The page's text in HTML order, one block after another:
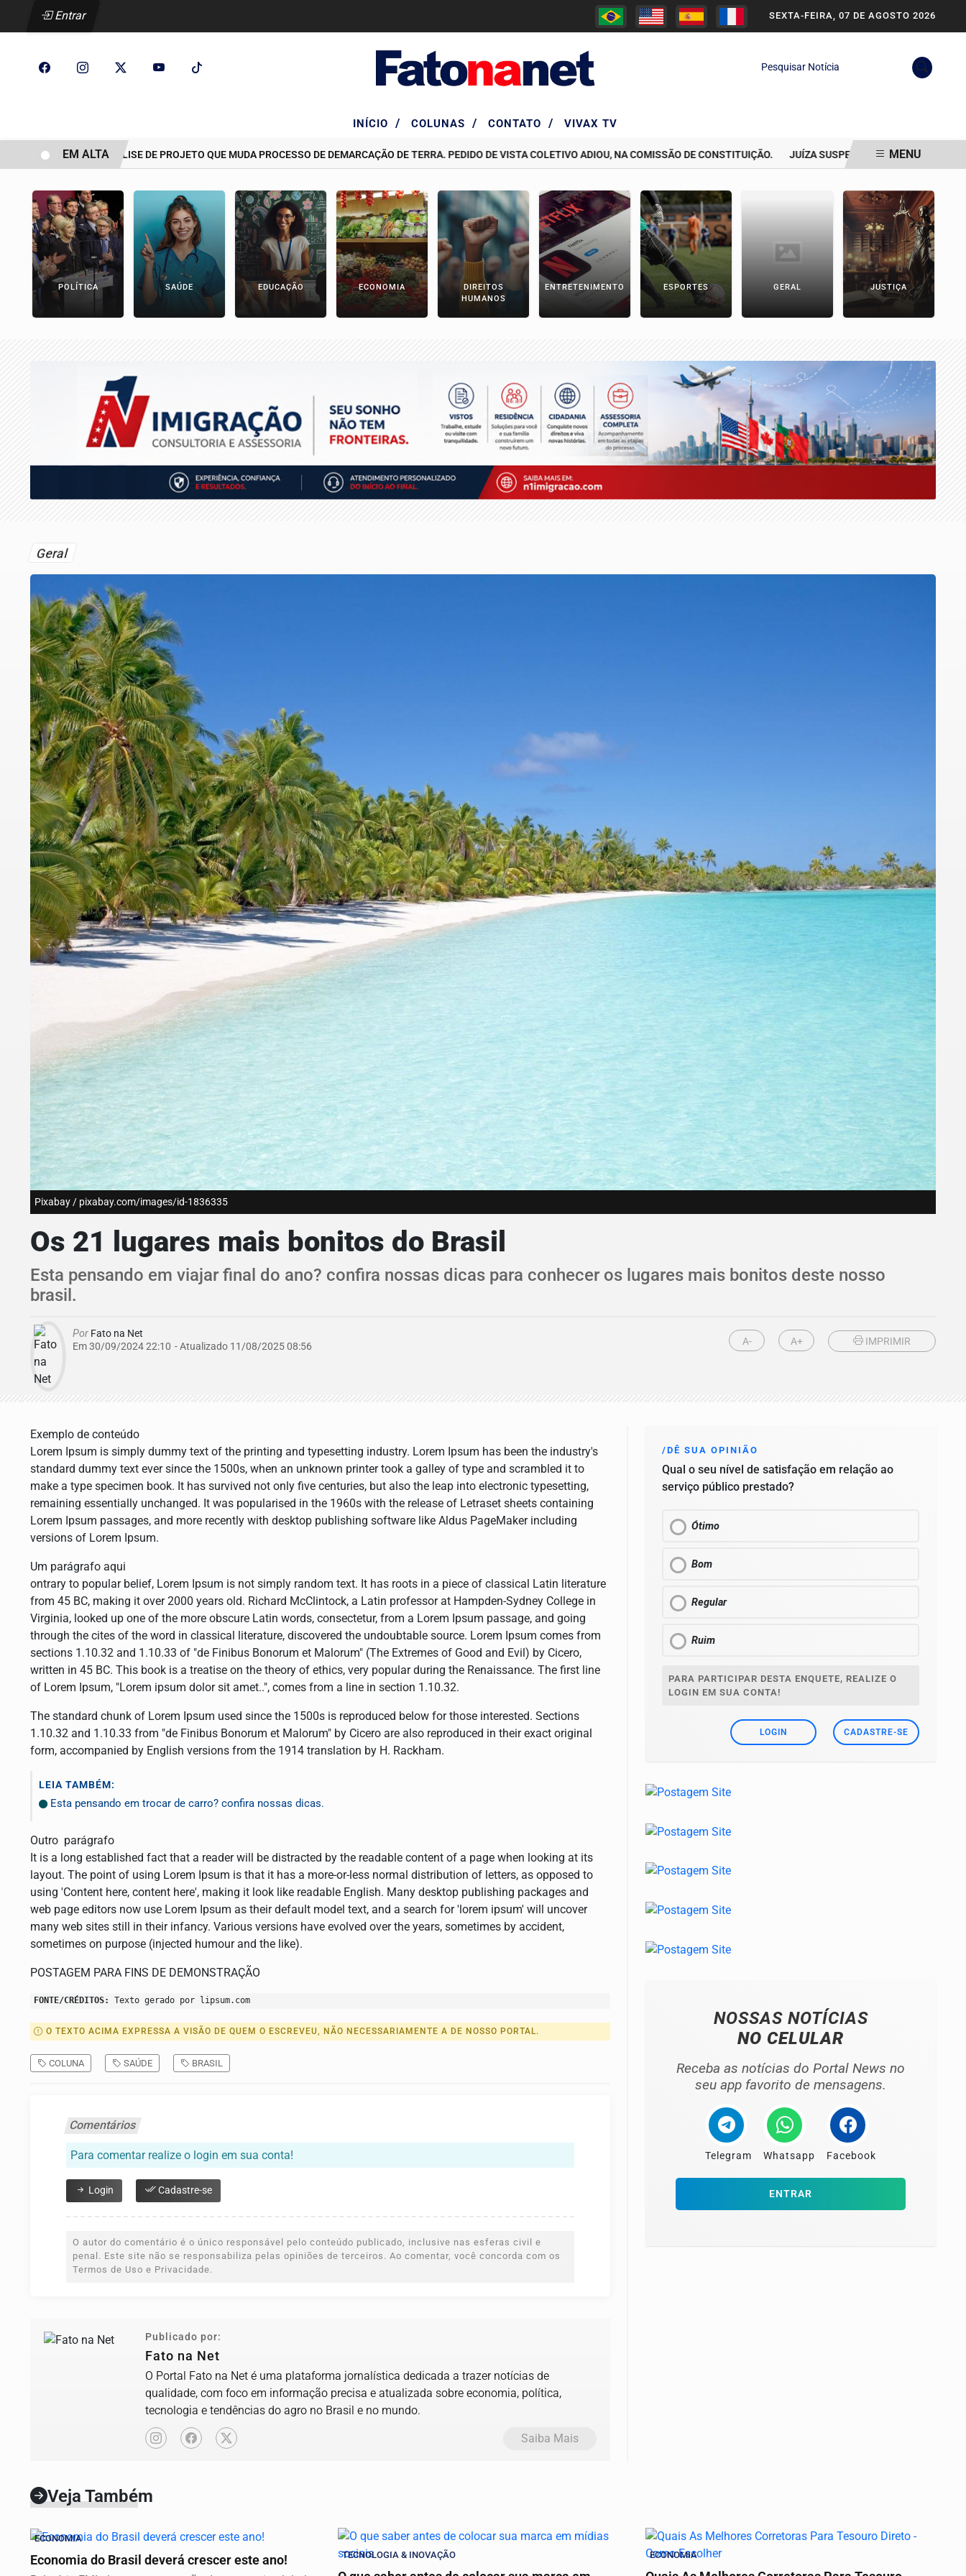
Entrar SEXTA-FEIRA, 07 DE AGOSTO 2026
Pesquisar Notícia
INÍCIO / COLUNAS / CONTATO / VIVAX TV
CCJ ADIA ANÁLISE DE PROJETO QUE MUDA PROCESSO DE DEMARCAÇÃO DE TERRA. PEDIDO DE VISTA COLETIVO ADIOU, NA COMISSÃO DE CONSTITUIÇÃO. JUÍZA SUSPENDE PERÍCIA EM CELULAR
EM ALTA MENU
POLÍTICA SAÚDE EDUCAÇÃO ECONOMIA
DIREITOS
HUMANOS
ENTRETENIMENTO ESPORTES GERAL
JUSTIÇA
Geral
Pixabay / pixabay.com/images/id-1836335
Os 21 lugares mais bonitos do Brasil
Esta pensando em viajar final do ano? confira nossas dicas para conhecer os lugares mais bonitos deste nosso
brasil.
Por Fato na Net
Em 30/09/2024 22:10 - Atualizado 11/08/2025 08:56 A- A+ IMPRIMIR
Exemplo de conteúdo
Lorem Ipsum is simply dummy text of the printing and typesetting industry. Lorem Ipsum has been the industry's
standard dummy text ever since the 1500s, when an unknown printer took a galley of type and scrambled it to
make a type specimen book. It has survived not only five centuries, but also the leap into electronic typesetting,
remaining essentially unchanged. It was popularised in the 1960s with the release of Letraset sheets containing
Lorem Ipsum passages, and more recently with desktop publishing software like Aldus PageMaker including
versions of Lorem Ipsum.
Um parágrafo aqui
ontrary to popular belief, Lorem Ipsum is not simply random text. It has roots in a piece of classical Latin literature
from 45 BC, making it over 2000 years old. Richard McClintock, a Latin professor at Hampden-Sydney College in
Virginia, looked up one of the more obscure Latin words, consectetur, from a Lorem Ipsum passage, and going
through the cites of the word in classical literature, discovered the undoubtable source. Lorem Ipsum comes from
sections 1.10.32 and 1.10.33 of "de Finibus Bonorum et Malorum" (The Extremes of Good and Evil) by Cicero,
written in 45 BC. This book is a treatise on the theory of ethics, very popular during the Renaissance. The first line
of Lorem Ipsum, "Lorem ipsum dolor sit amet..", comes from a line in section 1.10.32.
The standard chunk of Lorem Ipsum used since the 1500s is reproduced below for those interested. Sections
1.10.32 and 1.10.33 from "de Finibus Bonorum et Malorum" by Cicero are also reproduced in their exact original
form, accompanied by English versions from the 1914 translation by H. Rackham.
LEIA TAMBÉM:
Esta pensando em trocar de carro? confira nossas dicas.
Outro parágrafo
It is a long established fact that a reader will be distracted by the readable content of a page when looking at its
layout. The point of using Lorem Ipsum is that it has a more-or-less normal distribution of letters, as opposed to
using 'Content here, content here', making it look like readable English. Many desktop publishing packages and
web page editors now use Lorem Ipsum as their default model text, and a search for 'lorem ipsum' will uncover
many web sites still in their infancy. Various versions have evolved over the years, sometimes by accident,
sometimes on purpose (injected humour and the like).
POSTAGEM PARA FINS DE DEMONSTRAÇÃO
FONTE/CRÉDITOS: Texto gerado por lipsum.com
O TEXTO ACIMA EXPRESSA A VISÃO DE QUEM O ESCREVEU, NÃO NECESSARIAMENTE A DE NOSSO PORTAL.
COLUNA SAÚDE BRASIL
Comentários
Para comentar realize o login em sua conta!
Login Cadastre-se
O autor do comentário é o único responsável pelo conteúdo publicado, inclusive nas esferas civil e
penal. Este site não se responsabiliza pelas opiniões de terceiros. Ao comentar, você concorda com os
Termos de Uso e Privacidade.
Publicado por:
Fato na Net
O Portal Fato na Net é uma plataforma jornalística dedicada a trazer notícias de
qualidade, com foco em informação precisa e atualizada sobre economia, política,
tecnologia e tendências do agro no Brasil e no mundo.
Saiba Mais
/DÊ SUA OPINIÃO
Qual o seu nível de satisfação em relação ao
serviço público prestado?
Ótimo
Bom
Regular
Ruim
PARA PARTICIPAR DESTA ENQUETE, REALIZE O
LOGIN EM SUA CONTA!
LOGIN CADASTRE-SE
NOSSAS NOTÍCIAS
NO CELULAR
Receba as notícias do Portal News no
seu app favorito de mensagens.
Telegram Whatsapp Facebook
ENTRAR
Veja Também
ECONOMIA
Economia do Brasil deverá crescer este ano! TECNOLOGIA & INOVAÇÃO ECONOMIA